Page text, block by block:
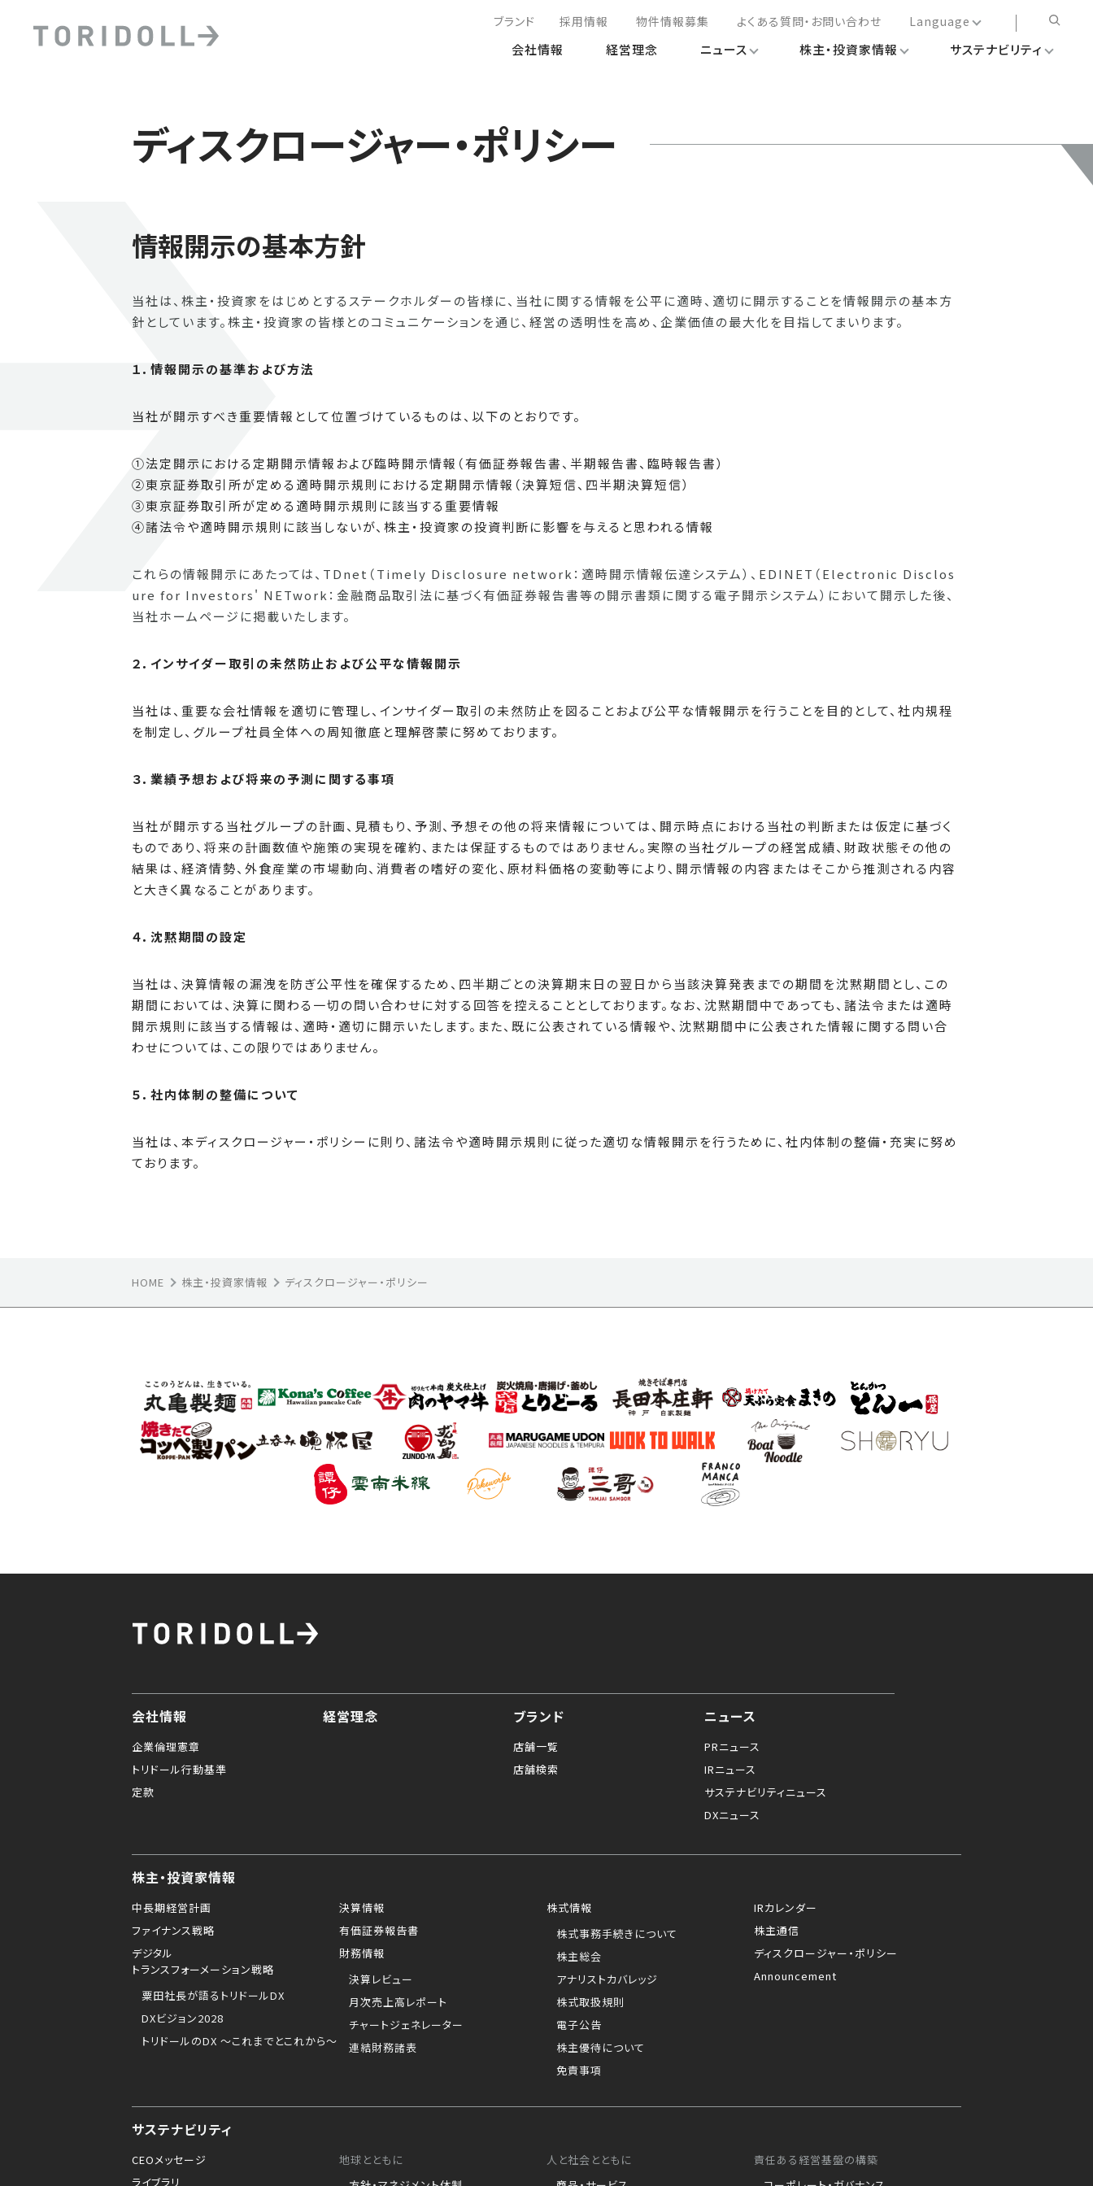
ブランド 採用情報 物件情報募集 よくある質問・お問い合わせ
Language
日本語
会社情報 経営理念 ニュース 株主・投資家情報 サステナビリティ
ディスクロージャー・ポリシー
情報開示の基本方針
当社は、株主・投資家をはじめとするステークホルダーの皆様に、当社に関する情報を公平に適時、適切に開示することを情報開示の基本方
針としています。株主・投資家の皆様とのコミュニケーションを通じ、経営の透明性を高め、企業価値の最大化を目指してまいります。
１．情報開示の基準および方法
当社が開示すべき重要情報として位置づけているものは、以下のとおりです。
①法定開示における定期開示情報および臨時開示情報（有価証券報告書、半期報告書、臨時報告書）
➁東京証券取引所が定める適時開示規則における定期開示情報（決算短信、四半期決算短信）
③東京証券取引所が定める適時開示規則に該当する重要情報
④諸法令や適時開示規則に該当しないが、株主・投資家の投資判断に影響を与えると思われる情報
これらの情報開示にあたっては、TDnet（Timely Disclosure network：適時開示情報伝達システム）、EDINET（Electronic Disclos
ure for Investors' NETwork：金融商品取引法に基づく有価証券報告書等の開示書類に関する電子開示システム）において開示した後、
当社ホームページに掲載いたします。
２．インサイダー取引の未然防止および公平な情報開示
当社は、重要な会社情報を適切に管理し、インサイダー取引の未然防止を図ることおよび公平な情報開示を行うことを目的として、社内規程
を制定し、グループ社員全体への周知徹底と理解啓蒙に努めております。
３．業績予想および将来の予測に関する事項
当社が開示する当社グループの計画、見積もり、予測、予想その他の将来情報については、開示時点における当社の判断または仮定に基づく
ものであり、将来の計画数値や施策の実現を確約、または保証するものではありません。実際の当社グループの経営成績、財政状態その他の
結果は、経済情勢、外食産業の市場動向、消費者の嗜好の変化、原材料価格の変動等により、開示情報の内容またはそこから推測される内容
と大きく異なることがあります。
４．沈黙期間の設定
当社は、決算情報の漏洩を防ぎ公平性を確保するため、四半期ごとの決算期末日の翌日から当該決算発表までの期間を沈黙期間とし、この
期間においては、決算に関わる一切の問い合わせに対する回答を控えることとしております。なお、沈黙期間中であっても、諸法令または適時
開示規則に該当する情報は、適時・適切に開示いたします。また、既に公表されている情報や、沈黙期間中に公表された情報に関する問い合
わせについては、この限りではありません。
５．社内体制の整備について
当社は、本ディスクロージャー・ポリシーに則り、諸法令や適時開示規則に従った適切な情報開示を行うために、社内体制の整備・充実に努め
ております。
HOME 株主・投資家情報 ディスクロージャー・ポリシー
会社情報
企業倫理憲章
トリドール行動基準
定款
経営理念 ブランド
店舗一覧
店舗検索
ニュース
PRニュース
IRニュース
サステナビリティニュース
DXニュース
株主・投資家情報
中長期経営計画
ファイナンス戦略
デジタル
トランスフォーメーション戦略
粟田社長が語るトリドールDX
DXビジョン2028
トリドールのDX ～これまでとこれから～
決算情報
有価証券報告書
財務情報
決算レビュー
月次売上高レポート
チャートジェネレーター
連結財務諸表
株式情報
株式事務手続きについて
株主総会
アナリストカバレッジ
株式取扱規則
電子公告
株主優待について
免責事項
IRカレンダー
株主通信
ディスクロージャー・ポリシー
Announcement
サステナビリティ
CEOメッセージ
ライブラリ
地球とともに
人と社会とともに
責任ある経営基盤の構築